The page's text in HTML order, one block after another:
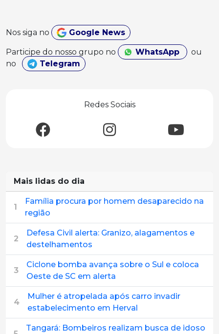
Nos siga no Google News
Participe do nosso grupo no WhatsApp
ou
no
Telegram
Redes Sociais
Mais lidas do dia
1
Família procura por homem desaparecido na
região
2
Defesa Civil alerta: Granizo, alagamentos e
destelhamentos
3
Ciclone bomba avança sobre o Sul e coloca
Oeste de SC em alerta
4
Mulher é atropelada após carro invadir
estabelecimento em Herval
Tangará: Bombeiros realizam busca de idoso